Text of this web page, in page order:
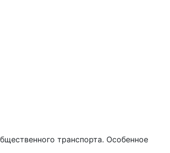
транспорта. Особенное